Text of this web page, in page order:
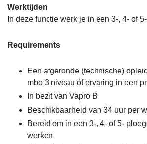
Werktijden
In deze functie werk je in een 3-, 4- of
Requirements
Een afgeronde (technische)
mbo 3 niveau óf ervaring in een
In bezit van Vapro B
Beschikbaarheid van 34 uur per
Bereid om in een 3-, 4- of 5-
werken